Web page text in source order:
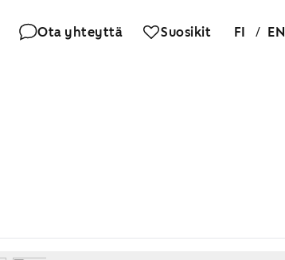
Ota yhteyttä Suosikit FI / EN